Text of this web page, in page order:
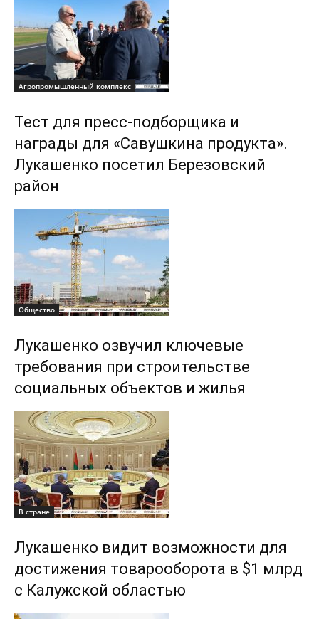
Агропромышленный комплекс
Тест для пресс-подборщика и
награды для «Савушкина продукта».
Лукашенко посетил Березовский
район
Общество
Лукашенко озвучил ключевые
требования при строительстве
социальных объектов и жилья
В стране
Лукашенко видит возможности для
достижения товарооборота в $1 млрд
с Калужской областью